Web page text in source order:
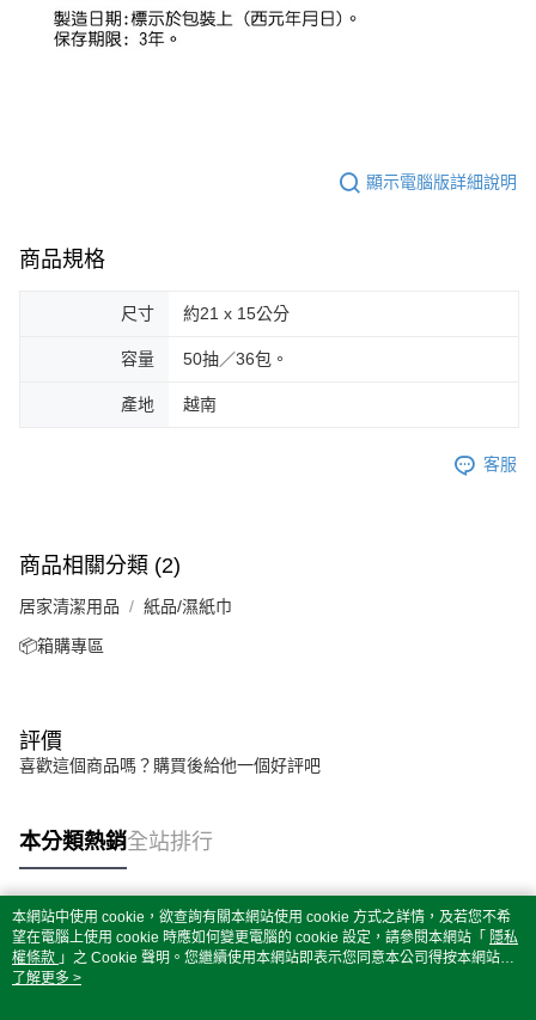
顯示電腦版詳細說明
商品規格
尺寸 約21 x 15公分
容量 50抽／36包。
產地 越南
客服
商品相關分類 (2)
居家清潔用品 紙品/濕紙巾
📦箱購專區
評價
喜歡這個商品嗎？購買後給他一個好評吧
本分類熱銷全站排行
熱門標籤
本網站中使用 cookie，欲查詢有關本網站使用 cookie 方式之詳情，及若您不希
望在電腦上使用 cookie 時應如何變更電腦的 cookie 設定，請參閱本網站「 隱私
權條款 」之 Cookie 聲明。您繼續使用本網站即表示您同意本公司得按本網站使
用條款之 Cookie 聲明使用 cookie。
了解更多 >